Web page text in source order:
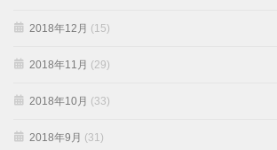
2018年12月 (15)
2018年11月 (29)
2018年10月 (33)
2018年9月 (31)